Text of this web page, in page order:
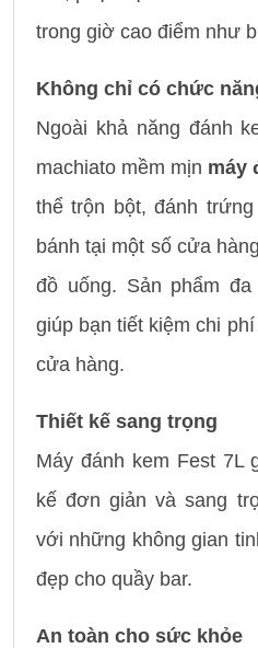
trong giờ cao điểm như
Không chỉ có chức
Ngoài khả năng đánh
machiato mềm mịn máy
thể trộn bột, đánh
bánh tại một số cửa
đồ uống. Sản phẩm
giúp bạn tiết kiệm chi
cửa hàng.
Thiết kế sang trọng
Máy đánh kem Fest 7L
kế đơn giản và sang
với những không gian
đẹp cho quầy bar.
An toàn cho sức khỏe